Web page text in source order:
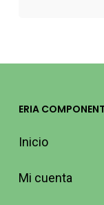
ERIA
Inicio
Mi cuenta